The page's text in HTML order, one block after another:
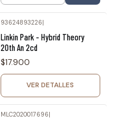
93624893226|
Linkin Park - Hybrid Theory
20th An 2cd
$17.900
VER DETALLES
MLC2020017696